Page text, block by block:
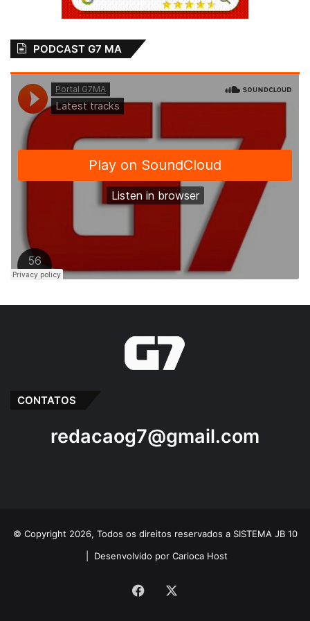
PODCAST G7 MA
CONTATOS
redacaog7@gmail.com
© Copyright 2026, Todos os direitos reservados a SISTEMA JB 10
Desenvolvido por Carioca Host
Facebook